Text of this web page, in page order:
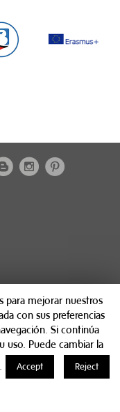
para mejorar nuestros
con sus preferencias
Si continúa
uso. Puede cambiar la
Accept Reject